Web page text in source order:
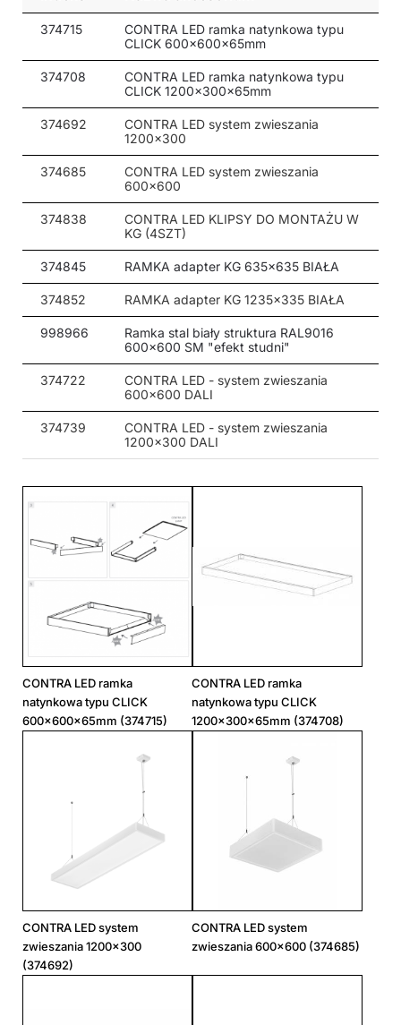
374715
CONTRA LED ramka natynkowa typu
CLICK 600x600x65mm
374708
CONTRA LED ramka natynkowa typu
CLICK 1200x300x65mm
374692
CONTRA LED system zwieszania
1200x300
374685
CONTRA LED system zwieszania
600x600
374838
CONTRA LED KLIPSY DO MONTAŻU W
KG (4SZT)
374845 RAMKA adapter KG 635x635 BIAŁA
374852 RAMKA adapter KG 1235x335 BIAŁA
998966
Ramka stal biały struktura RAL9016
600x600 SM "efekt studni"
374722
CONTRA LED - system zwieszania
600x600 DALI
374739
CONTRA LED - system zwieszania
1200x300 DALI
CONTRA LED ramka
natynkowa typu CLICK
600x600x65mm (374715)
CONTRA LED ramka
natynkowa typu CLICK
1200x300x65mm (374708)
CONTRA LED system
zwieszania 1200x300
(374692)
CONTRA LED system
zwieszania 600x600 (374685)